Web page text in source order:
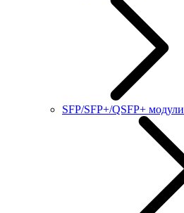
SFP/SFP+/QSFP+ модули